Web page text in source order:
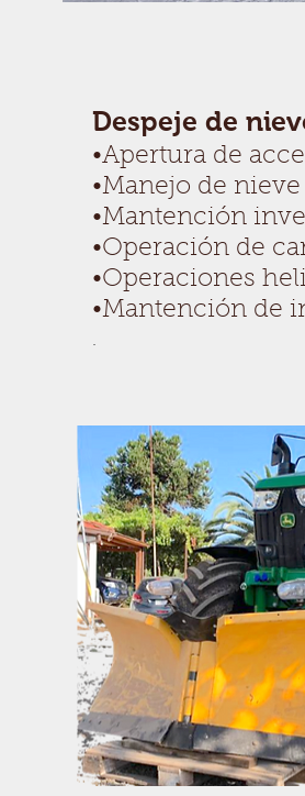
Despeje de
•Apertura de
•Manejo de
•Mantención
•Operación de
•Operaciones
•Mantención de
.